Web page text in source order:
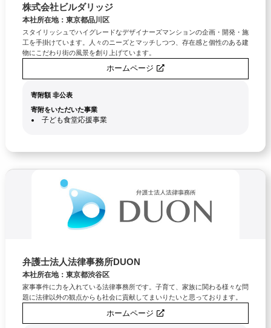
株式会社ビルダリッジ
本社所在地：東京都品川区
スタイリッシュでハイグレードなデザイナーズマンションの企画・開発・施
工を手掛けています。人々のニーズとマッチしつつ、存在感と個性のある建
物にこだわり街の風景を創り上げています。
ホームページ
寄附額 非公表
寄附をいただいた事業
子ども食堂応援事業
弁護士法人法律事務所DUON
本社所在地：東京都渋谷区
家事事件に力を入れている法律事務所です。子育て、家族に関わる様々な問
題に法律以外の観点からも社会に貢献してまいりたいと思っております。
ホームページ